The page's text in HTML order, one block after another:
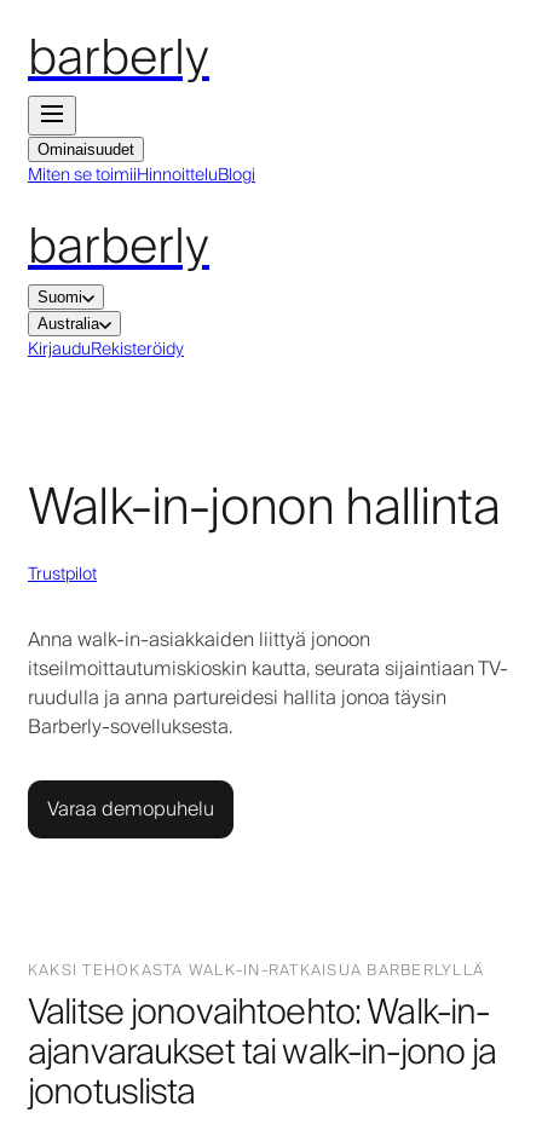
barberly
Ominaisuudet
Miten se toimiiHinnoitteluBlogi
barberly
Suomi
Australia
KirjauduRekisteröidy
Walk-in-jonon hallinta
Trustpilot
Anna walk-in-asiakkaiden liittyä jonoon
itseilmoittautumiskioskin kautta, seurata sijaintiaan TV-
ruudulla ja anna partureidesi hallita jonoa täysin
Barberly-sovelluksesta.
Varaa demopuhelu
KAKSI TEHOKASTA WALK-IN-RATKAISUA BARBERLYLLÄ
Valitse jonovaihtoehto: Walk-in-
ajanvaraukset tai walk-in-jono ja
jonotuslista